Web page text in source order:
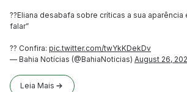
??Eliana desabafa sobre críticas a sua aparência
falar”
?? Confira: pic.twitter.com/twYkKDekDv
— Bahia Notícias (@BahiaNoticias) August 26,
Leia Mais